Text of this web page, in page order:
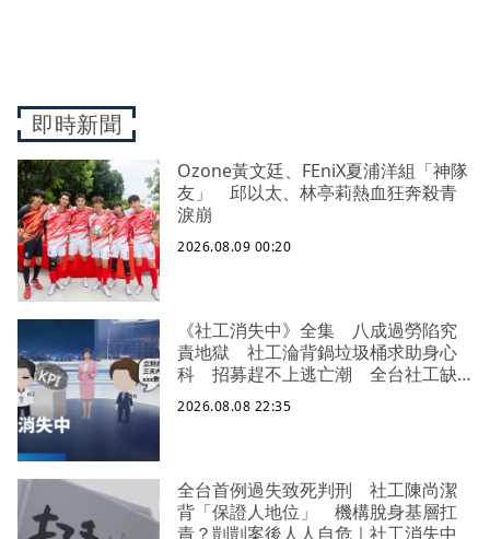
即時新聞
Ozone黃文廷、FEniX夏浦洋組「神隊
友」 邱以太、林亭莉熱血狂奔殺青
淚崩
2026.08.09 00:20
《社工消失中》全集 八成過勞陷究
責地獄 社工淪背鍋垃圾桶求助身心
科 招募趕不上逃亡潮 全台社工缺
口警報 揭薪資回捐黑幕 血汗錢遭
剝削
2026.08.08 22:35
全台首例過失致死判刑 社工陳尚潔
背「保證人地位」 機構脫身基層扛
責？剴剴案後人人自危｜社工消失中